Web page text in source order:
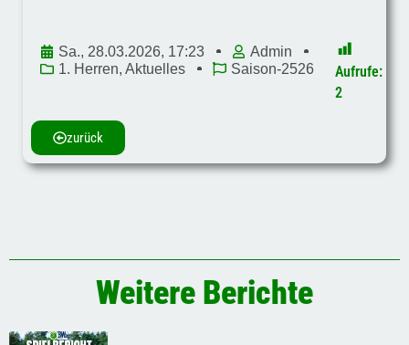
zurück
Sa., 28.03.2026, 17:23
Admin
1. Herren, Aktuelles Saison-2526
Aufrufe:
2
Weitere Berichte